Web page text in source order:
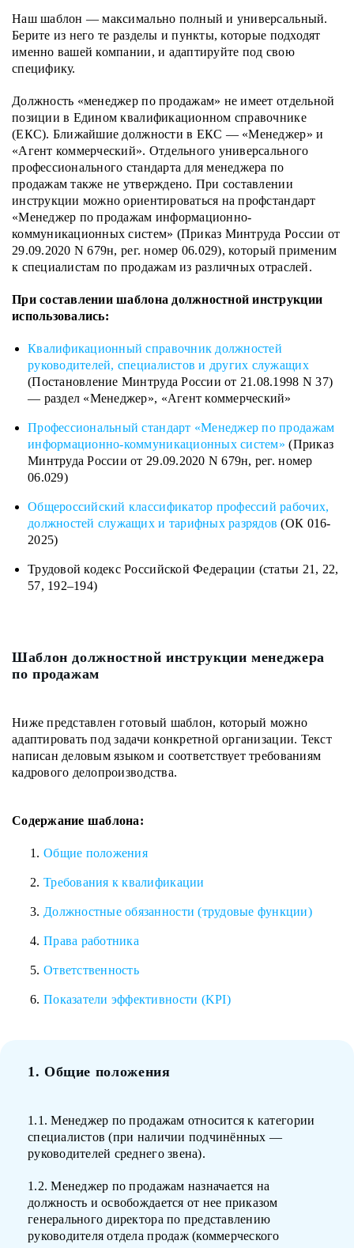
Наш шаблон — максимально полный и универсальный.
Берите из него те разделы и пункты, которые подходят
именно вашей компании, и адаптируйте под свою
специфику.
Должность «менеджер по продажам» не имеет отдельной
позиции в Едином квалификационном справочнике
(ЕКС). Ближайшие должности в ЕКС — «Менеджер» и
«Агент коммерческий». Отдельного универсального
профессионального стандарта для менеджера по
продажам также не утверждено. При составлении
инструкции можно ориентироваться на профстандарт
«Менеджер по продажам информационно-
коммуникационных систем» (Приказ Минтруда России от
29.09.2020 N 679н, рег. номер 06.029), который применим
к специалистам по продажам из различных отраслей.
При составлении шаблона должностной инструкции
использовались:
Квалификационный справочник должностей
руководителей, специалистов и других служащих
(Постановление Минтруда России от 21.08.1998 N 37)
— раздел «Менеджер», «Агент коммерческий»
Профессиональный стандарт «Менеджер по продажам
информационно-коммуникационных систем» (Приказ
Минтруда России от 29.09.2020 N 679н, рег. номер
06.029)
Общероссийский классификатор профессий рабочих,
должностей служащих и тарифных разрядов (ОК 016-
2025)
Трудовой кодекс Российской Федерации (статьи 21, 22,
57, 192–194)
Шаблон должностной инструкции менеджера
по продажам
Ниже представлен готовый шаблон, который можно
адаптировать под задачи конкретной организации. Текст
написан деловым языком и соответствует требованиям
кадрового делопроизводства.
Содержание шаблона:
Общие положения
Требования к квалификации
Должностные обязанности (трудовые функции)
Права работника
Ответственность
Показатели эффективности (KPI)
1. Общие положения
1.1. Менеджер по продажам относится к категории
специалистов (при наличии подчинённых —
руководителей среднего звена).
1.2. Менеджер по продажам назначается на
должность и освобождается от нее приказом
генерального директора по представлению
руководителя отдела продаж (коммерческого